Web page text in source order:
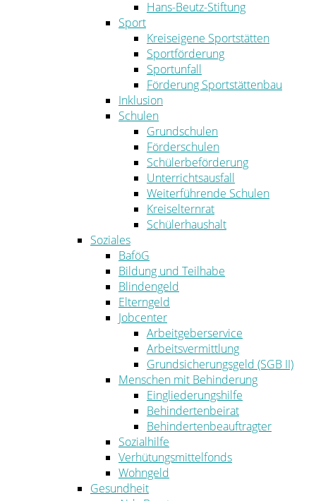
Hans-Beutz-Stiftung
Sport
Kreiseigene Sportstätten
Sportförderung
Sportunfall
Förderung Sportstättenbau
Inklusion
Schulen
Grundschulen
Förderschulen
Schülerbeförderung
Unterrichtsausfall
Weiterführende Schulen
Kreiselternrat
Schülerhaushalt
Soziales
BaföG
Bildung und Teilhabe
Blindengeld
Elterngeld
Jobcenter
Arbeitgeberservice
Arbeitsvermittlung
Grundsicherungsgeld (SGB II)
Menschen mit Behinderung
Eingliederungshilfe
Behindertenbeirat
Behindertenbeauftragter
Sozialhilfe
Verhütungsmittelfonds
Wohngeld
Gesundheit